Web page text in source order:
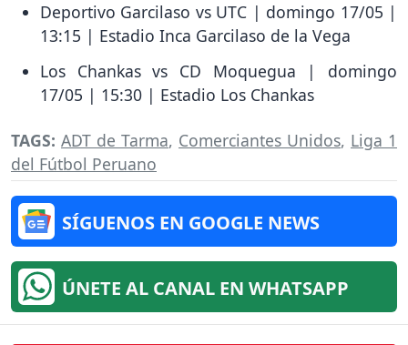
Deportivo Garcilaso vs UTC | domingo 17/05 |
13:15 | Estadio Inca Garcilaso de la Vega
Los Chankas vs CD Moquegua | domingo
17/05 | 15:30 | Estadio Los Chankas
TAGS: ADT de Tarma, Comerciantes Unidos, Liga 1
del Fútbol Peruano
SÍGUENOS EN GOOGLE NEWS
ÚNETE AL CANAL EN WHATSAPP